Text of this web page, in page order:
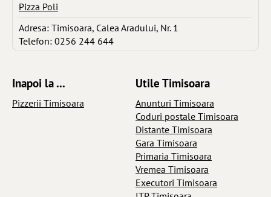
Pizza Poli
Adresa: Timisoara, Calea Aradului, Nr. 1
Telefon: 0256 244 644
Inapoi la ...
Pizzerii Timisoara
Utile Timisoara
Anunturi Timisoara
Coduri postale Timisoara
Distante Timisoara
Gara Timisoara
Primaria Timisoara
Vremea Timisoara
Executori Timisoara